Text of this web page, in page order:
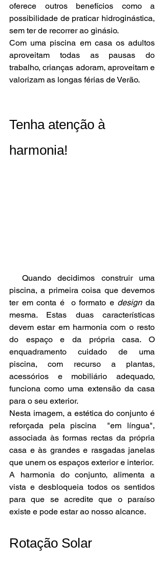
oferece outros benefícios como a
possibilidade de praticar hidroginástica,
sem ter de recorrer ao ginásio.
Com uma piscina em casa os adultos
aproveitam todas as pausas do
trabalho, crianças adoram, aproveitam e
valorizam as longas férias de Verão.
Tenha atenção à
harmonia!
piscina, a primeira coisa que devemos
ter em conta é  o formato e design da
mesma. Estas duas características
devem estar em harmonia com o resto
do espaço e da própria casa. O
enquadramento cuidado de uma
piscina, com recurso a plantas,
acessórios e mobiliário adequado,
funciona como uma extensão da casa
para o seu exterior.
Nesta imagem, a estética do conjunto é
reforçada pela piscina  "em língua",
associada às formas rectas da própria
casa e às grandes e rasgadas janelas
que unem os espaços exterior e interior.
A harmonia do conjunto, alimenta a
vista e desbloqueia todos os sentidos
para que se acredite que o paraíso
existe e pode estar ao nosso alcance.
Rotação Solar